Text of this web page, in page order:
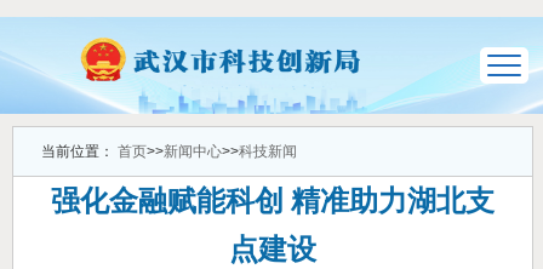
当前位置： 首页>>新闻中心>>科技新闻
强化金融赋能科创 精准助力湖北支
点建设